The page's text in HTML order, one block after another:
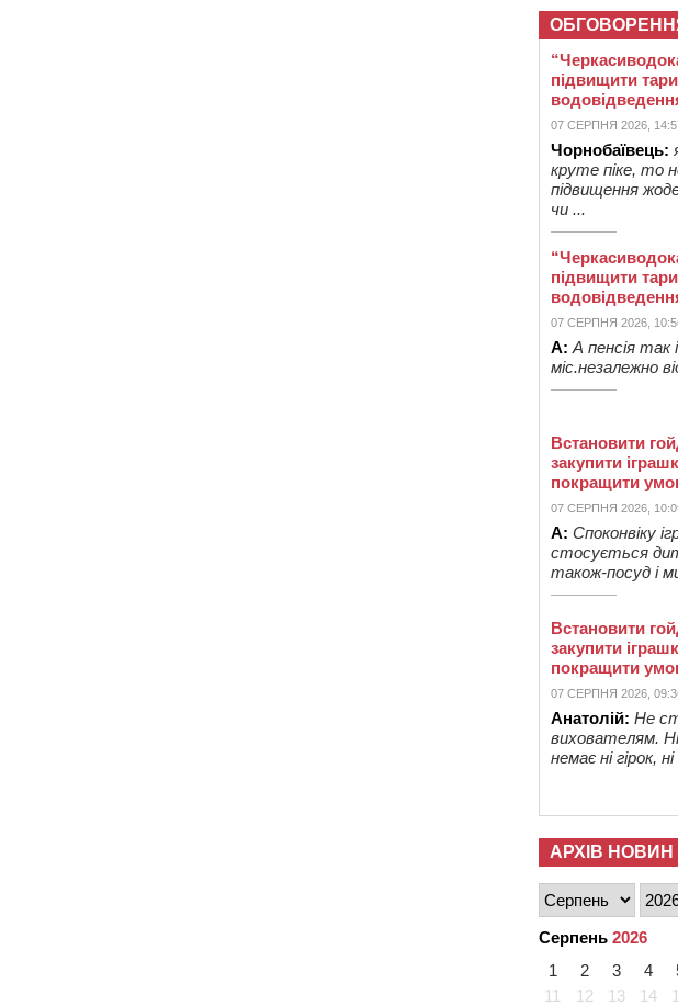
підвищити
07 СЕРПНЯ 2026,
Чорнобаївець:
круте піке, то
підвищення
чи ...
підвищити
07 СЕРПНЯ 2026,
А: А пенсія так
міс.незалежно
Встановити
закупити
покращити
07 СЕРПНЯ 2026,
А: Споконвіку
стосується
також-посуд і
Встановити
закупити
покращити
07 СЕРПНЯ 2026,
Анатолій: Не
вихователям.
немає ні гірок,
АРХІВ НОВИН
Серпень 2026
1
2 3 4
11
12 13 14